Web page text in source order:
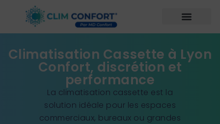
Climatisation Cassette à Lyon
Confort, discrétion et
performance
La climatisation cassette est la
solution idéale pour les espaces
commerciaux, bureaux ou grandes